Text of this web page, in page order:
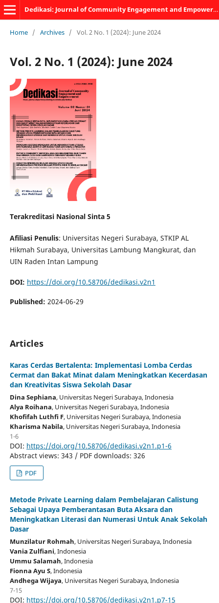
Dedikasi: Journal of Community Engagement and Empowerment
Home / Archives / Vol. 2 No. 1 (2024): June 2024
Vol. 2 No. 1 (2024): June 2024
Terakreditasi Nasional Sinta 5
Afiliasi Penulis: Universitas Negeri Surabaya, STKIP AL
Hikmah Surabaya, Universitas Lambung Mangkurat, dan
UIN Raden Intan Lampung
DOI: https://doi.org/10.58706/dedikasi.v2n1
Published: 2024-06-29
Articles
Karas Cerdas Bertalenta: Implementasi Lomba Cerdas
Cermat dan Bakat Minat dalam Meningkatkan Kecerdasan
dan Kreativitas Siswa Sekolah Dasar
Dina Sephiana, Universitas Negeri Surabaya, Indonesia
Alya Roihana, Universitas Negeri Surabaya, Indonesia
Khofifah Luthfi F, Universitas Negeri Surabaya, Indonesia
Kharisma Nabila, Universitas Negeri Surabaya, Indonesia
1-6
DOI: https://doi.org/10.58706/dedikasi.v2n1.p1-6
Abstract views: 343 / PDF downloads: 326
PDF
Metode Private Learning dalam Pembelajaran Calistung
Sebagai Upaya Pemberantasan Buta Aksara dan
Meningkatkan Literasi dan Numerasi Untuk Anak Sekolah
Dasar
Munzilatur Rohmah, Universitas Negeri Surabaya, Indonesia
Vania Zulfiani, Indonesia
Ummu Salamah, Indonesia
Fionna Ayu S, Indonesia
Andhega Wijaya, Universitas Negeri Surabaya, Indonesia
7-15
DOI: https://doi.org/10.58706/dedikasi.v2n1.p7-15